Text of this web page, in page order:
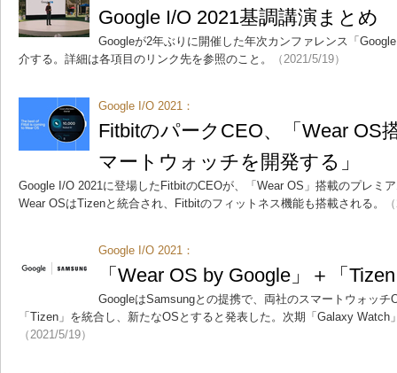
Google I/O 2021基調講演まとめ
Googleが2年ぶりに開催した年次カンファレンス「
介する。詳細は各項目のリンク先を参照のこと。
（2021/5/19）
Google I/O 2021：
FitbitのパークCEO、「Wear OS
マートウォッチを開発する」
Google I/O 2021に登場したFitbitのCEOが、「Wear OS」搭載のプレミ
Wear OSはTizenと統合され、Fitbitのフィットネス機能も搭載される。
Google I/O 2021：
「Wear OS by Google」＋「
GoogleはSamsungとの提携で、両社のスマートウォッチ
「Tizen」を統合し、新たなOSとすると発表した。次期「Galaxy Watch
（2021/5/19）